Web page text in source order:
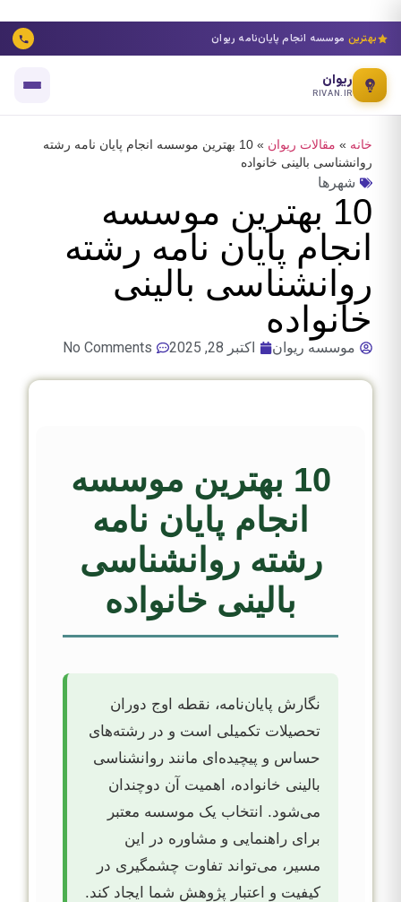
بهترین موسسه انجام پایان‌نامه ریوان
ریوان
RIVAN.IR
خانه » مقالات ریوان »
10 بهترین موسسه انجام پایان نامه رشته
روانشناسی بالینی خانواده
شهرها
10 بهترین موسسه
انجام پایان نامه رشته
روانشناسی بالینی
خانواده
موسسه ریوان اکتبر 28, 2025 No Comments
10 بهترین موسسه
انجام پایان نامه
رشته روانشناسی
بالینی خانواده
نگارش پایان‌نامه، نقطه اوج دوران
تحصیلات تکمیلی است و در رشته‌های
حساس و پیچیده‌ای مانند روانشناسی
بالینی خانواده، اهمیت آن دوچندان
می‌شود. انتخاب یک موسسه معتبر
برای راهنمایی و مشاوره در این
مسیر، می‌تواند تفاوت چشمگیری در
کیفیت و اعتبار پژوهش شما ایجاد کند.